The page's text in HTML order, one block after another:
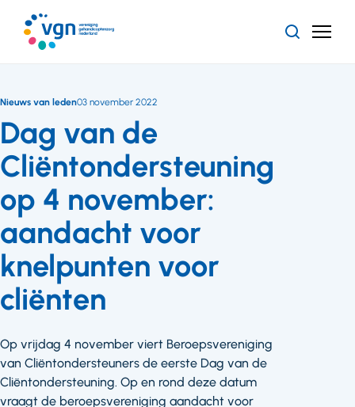
naar
hoofdinhoud
ZoekenMenu
Dag van de
Cliëntondersteuning
op 4 november:
aandacht voor
knelpunten voor
cliënten
Nieuws van leden03 november 2022
Op vrijdag 4 november viert Beroepsvereniging
van Cliëntondersteuners de eerste Dag van de
Cliëntondersteuning. Op en rond deze datum
vraagt de beroepsvereniging aandacht voor